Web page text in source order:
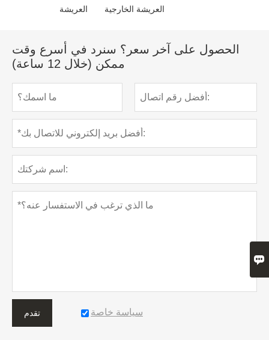
العريشة
العريشة الخارجية
الحصول على آخر سعر؟ سنرد في أسرع وقت
ممكن (خلال 12 ساعة)
تقدم سياسة خاصة
